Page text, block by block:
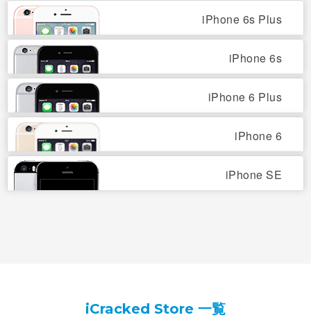
iPhone 6s Plus
iPhone 6s
iPhone 6 Plus
iPhone 6
iPhone SE
iCracked Store 一覧